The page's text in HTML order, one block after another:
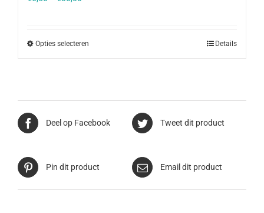
Opties selecteren Details
Deel op Facebook Tweet dit product
Pin dit product Email dit product